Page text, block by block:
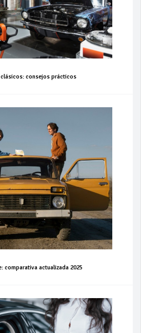
consejos prácticos
comparativa actualizada 2025